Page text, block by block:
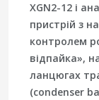
XGN2-12 і
пристрій з
контролем
відпайка»,
ланцюгах
(condenser